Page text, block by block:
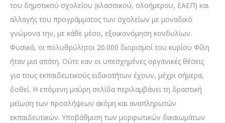
του δημοτικού σχολείου (κλασσικού, ολοήμερου, ΕΑΕΠ) και
αλλαγής του προγράμματος των σχολείων με μοναδικό
γνώμονα την, με κάθε μέσο, εξοικονόμηση κονδυλίων.
Φυσικά, οι πολυθρύλητοι 20.000 διορισμοί του κυρίου Φίλη
ήταν μια απάτη. Ούτε καν οι υπεσχημένες οργανικές θέσεις
για τους εκπαιδευτικούς ειδικοτήτων έχουν, μέχρι σήμερα,
δοθεί. Η επόμενη μαύρη σελίδα περιλαμβάνει τη δραστική
μείωση των προσλήψεων ακόμη και αναπληρωτών
εκπαιδευτικών. Υποβάθμιση των μορφωτικών δικαιωμάτων